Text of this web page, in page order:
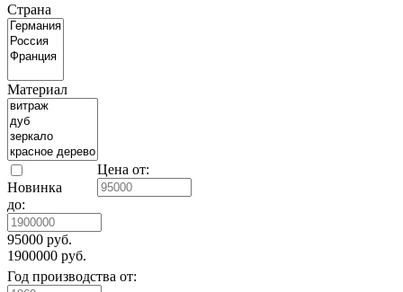
Страна
Материал
Новинка
Цена от:
до:
95000 руб.
1900000 руб.
Год производства от: